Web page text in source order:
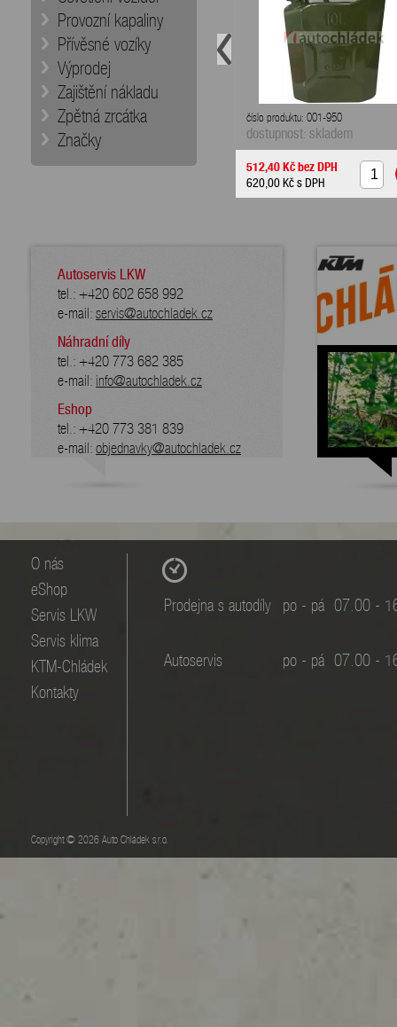
Provozní kapaliny
Přívěsné vozíky
Výprodej
Zajištění nákladu
Zpětná zrcátka
Značky
číslo produktu: 001-950
dostupnost: skladem
512,40 Kčbez DPH
620,00 Kčs DPH
Autoservis LKW
tel.: +420 602 658 992
e-mail: servis@autochladek.cz
Náhradní díly
tel.: +420 773 682 385
e-mail: info@autochladek.cz
Eshop
tel.: +420 773 381 839
e-mail: objednavky@autochladek.cz
O nás
eShop
Servis LKW
Servis klima
KTM-Chládek
Kontakty
Prodejna s autodíly po - pá 07.00 -
Autoservis po - pá 07.00 -
Copyright © 2026 Auto Chládek s.r.o.